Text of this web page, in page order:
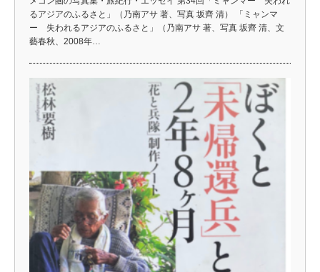
るアジアのふるさと」（乃南アサ 著、写真 坂齊 清） 「ミャンマ
ー 失われるアジアのふるさと」（乃南アサ 著、写真 坂齊 清、文
藝春秋、2008年…